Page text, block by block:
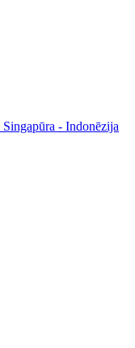
- Indonēzija